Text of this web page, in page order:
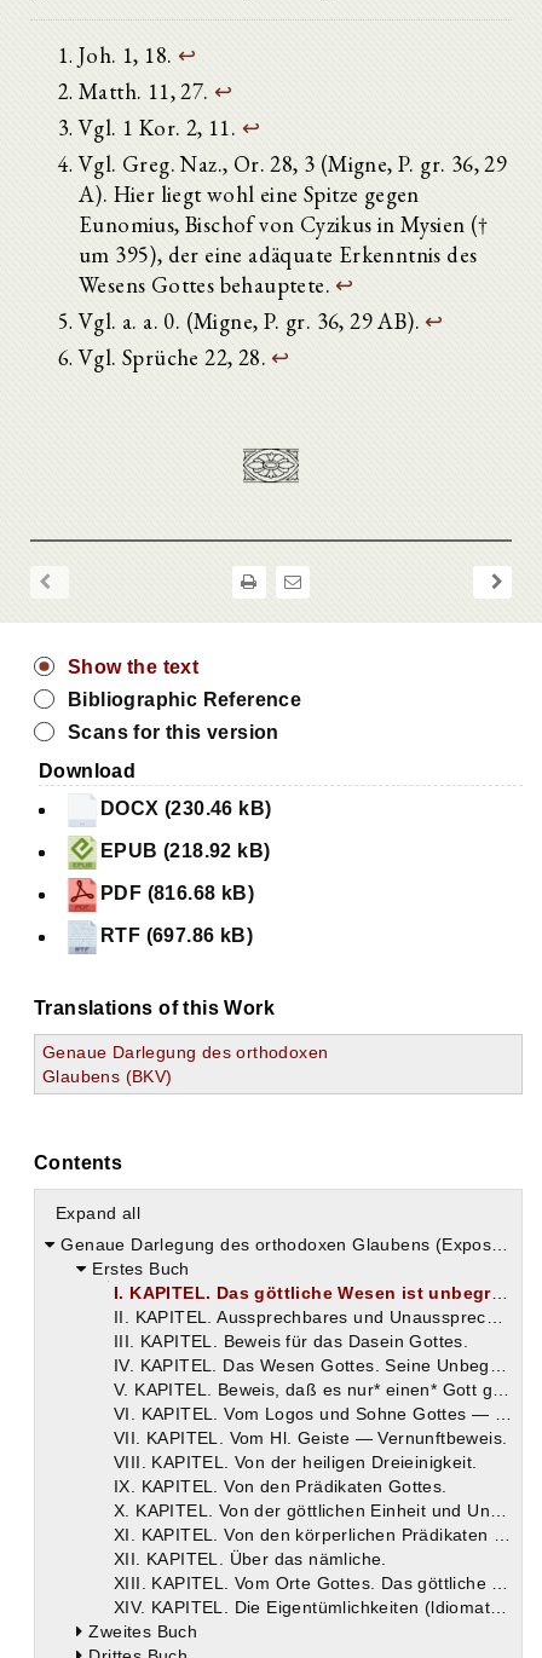
Joh. 1, 18. ↩
Matth. 11, 27. ↩
Vgl. 1 Kor. 2, 11. ↩
Vgl. Greg. Naz., Or. 28, 3 (Migne, P. gr. 36, 29
A). Hier liegt wohl eine Spitze gegen
Eunomius, Bischof von Cyzikus in Mysien (†
um 395), der eine adäquate Erkenntnis des
Wesens Gottes behauptete. ↩
Vgl. a. a. 0. (Migne, P. gr. 36, 29 AB). ↩
Vgl. Sprüche 22, 28. ↩
Show the text
Bibliographic Reference
Scans for this version
Download
DOCX (230.46 kB)
EPUB (218.92 kB)
PDF (816.68 kB)
RTF (697.86 kB)
Translations of this Work
Genaue Darlegung des orthodoxen
Glaubens (BKV)
Contents
Expand all
Genaue Darlegung des orthodoxen Glaubens (Expositio fidei)
Erstes Buch
I. KAPITEL. Das göttliche Wesen ist unbegreiflich. Man darf sich nicht um das bemühen und bekümmern, was uns von den heiligen Propheten, Aposteln und Evangelisten nicht überliefert ist.
II. KAPITEL. Aussprechbares und Unaussprechbares, Erkennbares und Unerkennbares.
III. KAPITEL. Beweis für das Dasein Gottes.
IV. KAPITEL. Das Wesen Gottes. Seine Unbegreifbarkeit.
V. KAPITEL. Beweis, daß es nur* einen* Gott gibt und nicht viele.
VI. KAPITEL. Vom Logos und Sohne Gottes — Vernunftbeweis.
VII. KAPITEL. Vom Hl. Geiste — Vernunftbeweis.
VIII. KAPITEL. Von der heiligen Dreieinigkeit.
IX. KAPITEL. Von den Prädikaten Gottes.
X. KAPITEL. Von der göttlichen Einheit und Unterscheidung.
XI. KAPITEL. Von den körperlichen Prädikaten Gottes.
XII. KAPITEL. Über das nämliche.
XIII. KAPITEL. Vom Orte Gottes. Das göttliche Wesen allein ist unbegrenzt.
XIV. KAPITEL. Die Eigentümlichkeiten (ldiomata) der göttlichen Natur.
Zweites Buch